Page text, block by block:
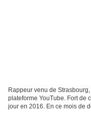
Rappeur venu de
plateforme YouTube. Fort de
jour en 2016. En ce mois de